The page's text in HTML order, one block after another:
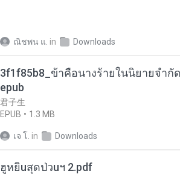
ณิชพน แ. in Downloads
3f1f85b8_ข้าคือนางร้ายในนิยายจำกัด
epub
君子生
EPUB
1.3 MB
เจ โ. in Downloads
ฮูหยิuสุดป่วuฯ 2.pdf